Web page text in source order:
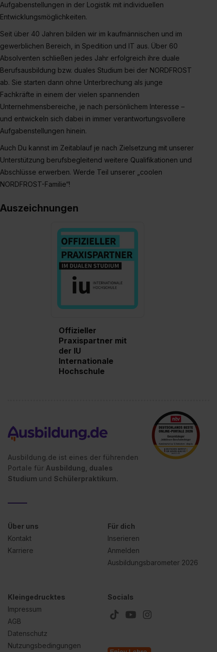
Aufgabenstellungen in der Logistik mit individuellen
Entwicklungsmöglichkeiten.
Seit über 40 Jahren bilden wir im kaufmännischen und im
gewerblichen Bereich, in Spedition und IT aus. Über 60
Absolventen schließen jedes Jahr erfolgreich ihre duale
Berufsausbildung bzw. duales Studium bei der NORDFROST
ab. Sie starten dann ohne Unterbrechung als junge
Fachkräfte in einem der vielen spannenden
Unternehmensbereiche, je nach persönlichem Interesse –
und entwickeln sich dabei in immer verantwortungsvollere
Aufgabenstellungen hinein.
Auch Du kannst im Zeitablauf je nach Zielsetzung mit unserer
Unterstützung berufsbegleitend weitere Qualifikationen und
Abschlüsse erwerben. Werde Teil unserer „coolen
NORDFROST-Familie“!
Auszeichnungen
Offizieller
Praxispartner mit
der IU
Internationale
Hochschule
Ausbildung.de ist eines der führenden
Portale für Ausbildung, duales
Studium und Schülerpraktikum.
Über uns
Kontakt
Karriere
Für dich
Inserieren
Anmelden
Ausbildungsbarometer 2026
Kleingedrucktes
Impressum
AGB
Datenschutz
Nutzungsbedingungen
Socials